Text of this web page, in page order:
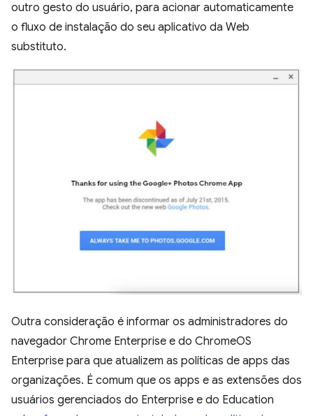
outro gesto do usuário, para acionar automaticamente
o fluxo de instalação do seu aplicativo da Web
substituto.
Outra consideração é informar os administradores do
navegador Chrome Enterprise e do ChromeOS
Enterprise para que atualizem as políticas de apps das
organizações. É comum que os apps e as extensões dos
usuários gerenciados do Enterprise e do Education